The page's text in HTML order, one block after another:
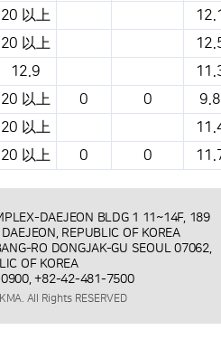
20 以上
20 以上
12.9
20 以上 0 0
9.8
20 以上
20 以上 0 0
DAEJEON BLDG 1 11~14F, 189
REPUBLIC OF KOREA
RO DONGJAK-GU SEOUL 07062,
OF KOREA
+82-42-481-7500
All Rights RESERVED